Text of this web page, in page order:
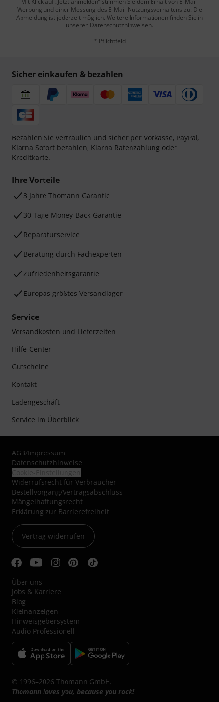
Mit Klick auf „Jetzt anmelden“ stimmen Sie dem Erhalt von E-Mail-
Werbung und einer Messung des E-Mail-Nutzungsverhaltens zu. Die
Abmeldung ist jederzeit möglich. Weitere Informationen finden Sie in
unseren Datenschutzhinweisen.
* Pflichtfeld
Sicher einkaufen & bezahlen
Bezahlen Sie vertraulich und sicher per Vorkasse, PayPal,
Klarna Sofort bezahlen, Klarna Ratenzahlung oder
Kreditkarte.
Ihre Vorteile
3 Jahre Thomann Garantie
30 Tage Money-Back-Garantie
Reparaturservice
Beratung durch Fachexperten
Zufriedenheitsgarantie
Europas größtes Versandlager
Service
Versandkosten und Lieferzeiten
Hilfe-Center
Gutscheine
Kontakt
Ladengeschäft
Service im Überblick
AGB/Impressum
Datenschutzhinweise
Widerrufsrecht für Verbraucher
Bestellvorgang/Vertragsabschluss
Mängelhaftungsrecht
Erklärung zur Barrierefreiheit
Vertrag widerrufen
Über uns
Jobs & Karriere
Blog
Kleinanzeigen
Hinweisgebersystem
Audio Professionell
© 1996–2026 Thomann GmbH.
Thomann loves you, because you rock!